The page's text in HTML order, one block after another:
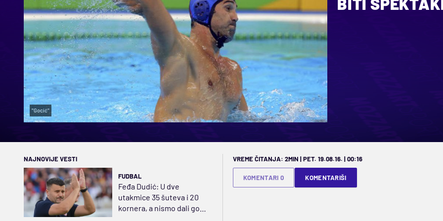
"Gocić"
NAJNOVIJE VESTI
FUDBAL
Feđa Dudić: U dve
utakmice 35 šuteva i 20
kornera, a nismo dali gol!
VREME ČITANJA: 2MIN | PET. 19.08.16. | 00:16
KOMENTARI 0 KOMENTARIŠI